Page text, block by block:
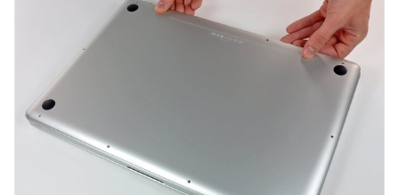
Kommentieren